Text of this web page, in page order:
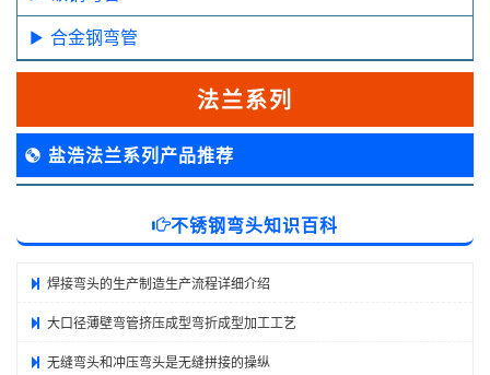
合金钢弯管
法兰系列
盐浩法兰系列产品推荐
不锈钢弯头知识百科
焊接弯头的生产制造生产流程详细介绍
大口径薄壁弯管挤压成型弯折成型加工工艺
无缝弯头和冲压弯头是无缝拼接的操纵